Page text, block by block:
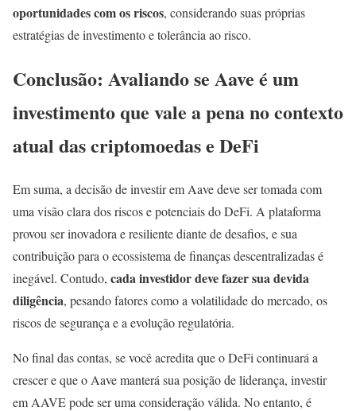
oportunidades com os riscos, considerando suas próprias
estratégias de investimento e tolerância ao risco.
Conclusão: Avaliando se Aave é um
investimento que vale a pena no contexto
atual das criptomoedas e DeFi
Em suma, a decisão de investir em Aave deve ser tomada com
uma visão clara dos riscos e potenciais do DeFi. A plataforma
provou ser inovadora e resiliente diante de desafios, e sua
contribuição para o ecossistema de finanças descentralizadas é
inegável. Contudo, cada investidor deve fazer sua devida
diligência, pesando fatores como a volatilidade do mercado, os
riscos de segurança e a evolução regulatória.
No final das contas, se você acredita que o DeFi continuará a
crescer e que o Aave manterá sua posição de liderança, investir
em AAVE pode ser uma consideração válida. No entanto, é